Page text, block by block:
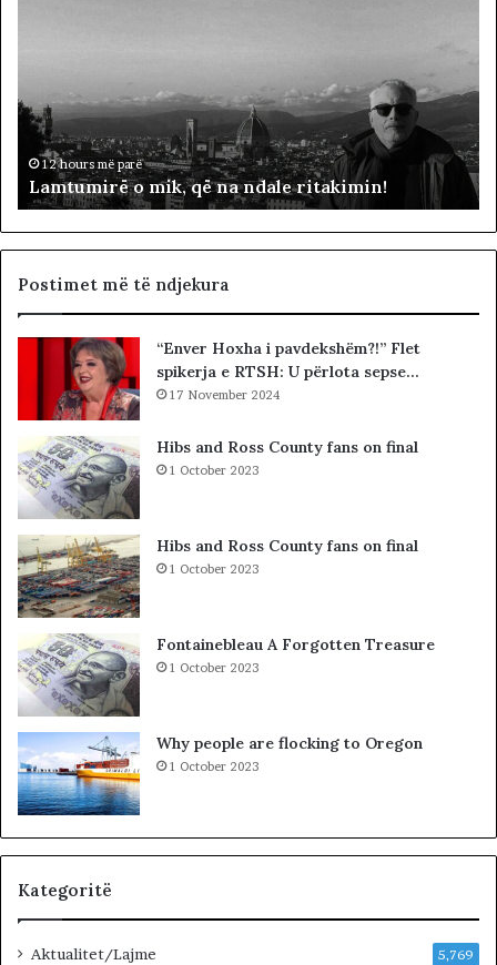
i
m
i
k
,
d
l
r
i
t
a
k
m
i
n
!
12 hours më parë
Lamtumirë o mik, që na ndale ritakimin!
p
a
Postimet më të ndjekura
“Enver Hoxha i pavdekshëm?!” Flet
spikerja e RTSH: U përlota sepse…
17 November 2024
Hibs and Ross County fans on final
1 October 2023
Hibs and Ross County fans on final
1 October 2023
Fontainebleau A Forgotten Treasure
1 October 2023
Why people are flocking to Oregon
1 October 2023
Kategoritë
Aktualitet/Lajme 5,769